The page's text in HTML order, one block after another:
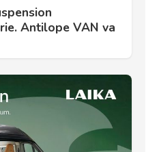
Antilope VAN va